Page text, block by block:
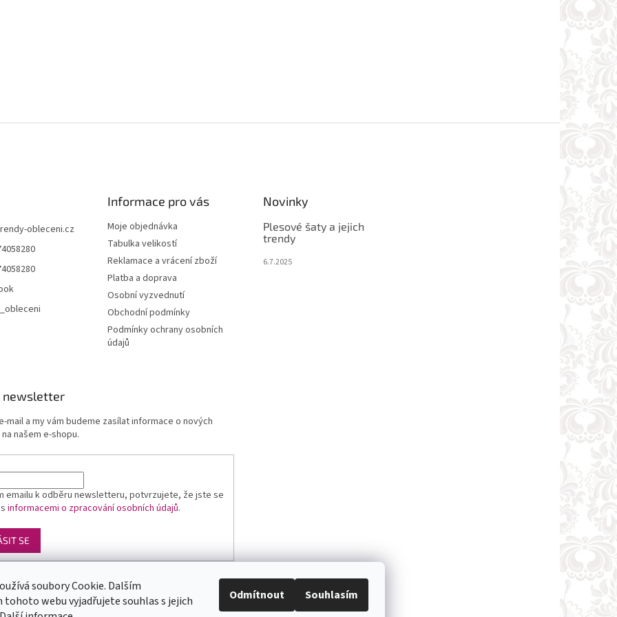
soubory Cookie. Dalším
tohoto webu vyjadřujete souhlas s jejich
Odmítnout Souhlasím
obleceni.cz
Informace pro vás
Moje objednávka
Tabulka velikostí
Reklamace a vrácení zboží
Platba a doprava
Osobní vyzvednutí
Obchodní podmínky
Podmínky ochrany osobních
údajů
Novinky
Plesové šaty a jejich
trendy
6.7.2025
newsletter
mail a my vám budeme zasílat informace o nových
našem e-shopu.
emailu k odběru newsletteru, potvrzujete, že jste se
informacemi o zpracování osobních údajů.
SE
Luxusní pánská móda GLAMI Levné ubytování v Orlických horách